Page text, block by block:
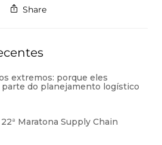
Share
extremos: porque eles
parte do planejamento logístico
Maratona Supply Chain